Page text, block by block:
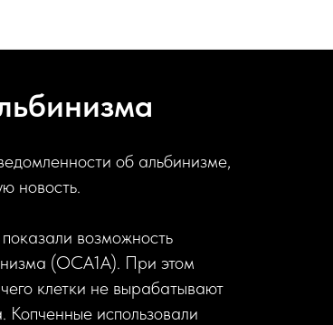
об альбинизме,
новость.
возможность
(OCA1A). При этом
клетки не вырабатывают
использовали